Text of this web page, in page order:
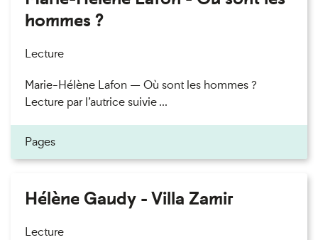
hommes ?
Lecture
Marie-Hélène Lafon — Où sont les hommes ?
Lecture par l’autrice suivie ...
Pages
Hélène Gaudy - Villa Zamir
Lecture